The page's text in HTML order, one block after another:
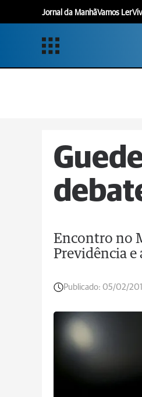
Jornal da ManhãVamos Ler
Encontro no
Previdência e
Publicado: 05/02/